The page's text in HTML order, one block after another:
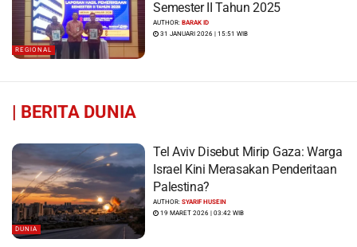
REGIONAL
Semester II Tahun 2025
AUTHOR:BARAK ID
31 JANUARI 2026 | 15:51 WIB
| BERITA DUNIA
DUNIA
Tel Aviv Disebut Mirip Gaza: Warga
Israel Kini Merasakan Penderitaan
Palestina?
AUTHOR:SYARIF HUSEIN
19 MARET 2026 | 03:42 WIB